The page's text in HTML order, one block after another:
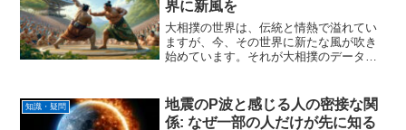
界に新風を
大相撲の世界は、伝統と情熱で溢れてい
ますが、今、その世界に新たな風が吹き
始めています。それが大相撲のデータア
本を理解し、この分野が大相撲にどのよ
うに関わるのかを探ります...
知識・疑問
地震のP波と感じる人の密接な関
係: なぜ一部の人だけが先に知る